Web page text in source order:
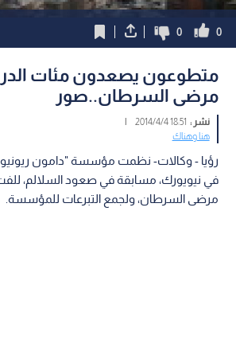
0
0
متطوعون يصعدون مئات
مرضى السرطان..صور
نشر : 18:51 2014/4/4
|
هنا وهناك
رؤيا - وكالات- نظمت مؤسسة "دامون
في نيويورك، مسابقة في صعود السلالم، للفت
مرضى السرطان، ولجمع التبرعات للمؤسسة.